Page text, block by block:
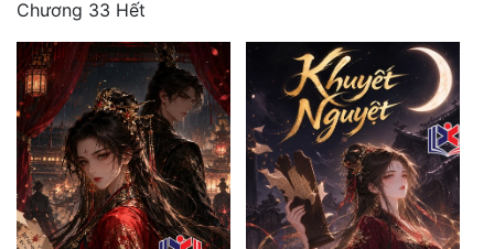
Chương 33 Hết